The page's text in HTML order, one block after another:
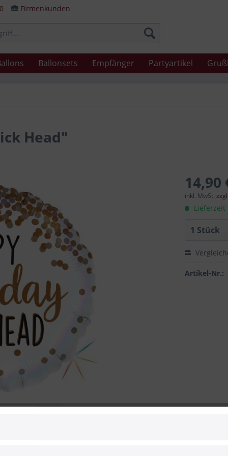
Firmenkunden
Ballonsets Empfänger Partyartikel
Head"
14,90
inkl. MwSt.
Lieferzeit
Artikel-Nr.: